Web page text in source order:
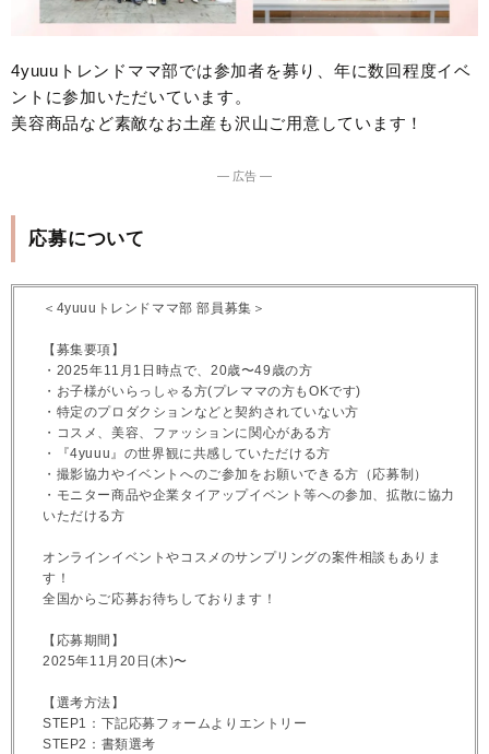
4yuuuトレンドママ部では参加者を募り、年に数回程度イベ
ントに参加いただいています。
美容商品など素敵なお土産も沢山ご用意しています！
― 広告 ―
応募について
＜4yuuuトレンドママ部 部員募集＞
【募集要項】
・2025年11月1日時点で、20歳〜49歳の方
・お子様がいらっしゃる方(プレママの方もOKです)
・特定のプロダクションなどと契約されていない方
・コスメ、美容、ファッションに関心がある方
・『4yuuu』の世界観に共感していただける方
・撮影協力やイベントへのご参加をお願いできる方（応募制）
・モニター商品や企業タイアップイベント等への参加、拡散に協力
いただける方
オンラインイベントやコスメのサンプリングの案件相談もありま
す！
全国からご応募お待ちしております！
【応募期間】
2025年11月20日(木)〜
【選考方法】
STEP1：下記応募フォームよりエントリー
STEP2：書類選考